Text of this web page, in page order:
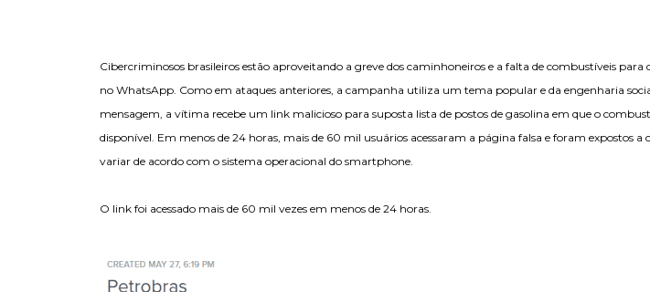
Cibercriminosos brasileiros estão aproveitando a greve dos caminhoneiros e a falta de combustíveis para
no WhatsApp. Como em ataques anteriores, a campanha utiliza um tema popular e da engenharia
mensagem, a vítima recebe um link malicioso para suposta lista de postos de gasolina em que o
disponível. Em menos de 24 horas, mais de 60 mil usuários acessaram a página falsa e foram expostos a
variar de acordo com o sistema operacional do smartphone.
O link foi acessado mais de 60 mil vezes em menos de 24 horas.